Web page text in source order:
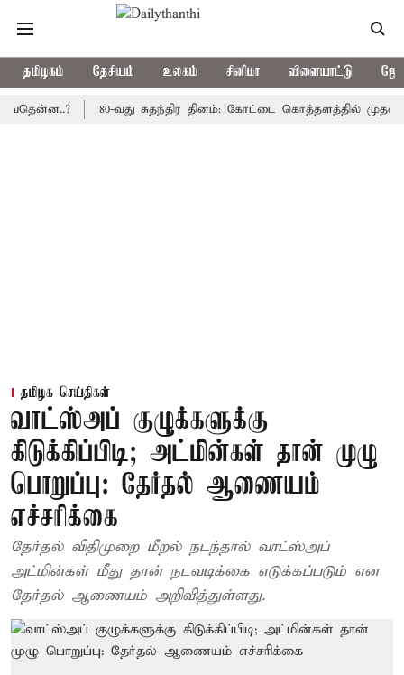
தமிழகம் தேசியம் உலகம் சினிமா விளையாட்டு
80-வது சுதந்திர தினம்: கோட்டை கொத்தளத்தில் முதல்
தமிழக செய்திகள்
வாட்ஸ்அப் குழுக்களுக்கு
கிடுக்கிப்பிடி; அட்மின்கள் தான் முழு
பொறுப்பு: தேர்தல் ஆணையம்
எச்சரிக்கை
தேர்தல் விதிமுறை மீறல் நடந்தால் வாட்ஸ்அப்
அட்மின்கள் மீது தான் நடவடிக்கை எடுக்கப்படும் என
தேர்தல் ஆணையம் அறிவித்துள்ளது.